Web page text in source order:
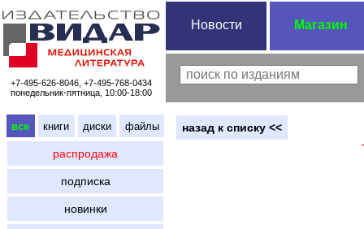
+7-495-626-8046, +7-495-768-0434
понедельник-пятница, 10:00-18:00
Новости Магазин
все книги диски файлы
распродажа
подписка
новинки
назад к списку <<